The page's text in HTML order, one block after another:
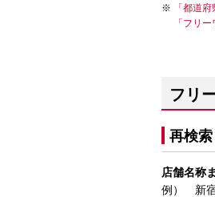
「都道
「フリ
フリ
再検索
店舗名称
例） 新宿